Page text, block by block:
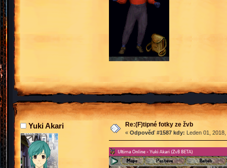
Yuki Akari Re:(F)tipné fotky ze žvb
« Odpověď #1587 kdy: Leden 01,